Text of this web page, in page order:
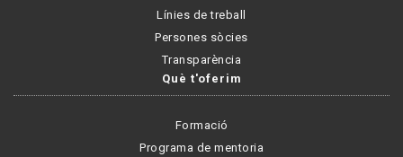
Línies de treball
Persones sòcies
Transparència
Què t'oferim
Formació
Programa de mentoria